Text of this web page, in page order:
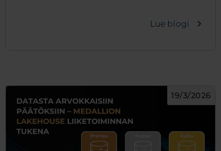
Lue blogi navigate_next
19/3/2026